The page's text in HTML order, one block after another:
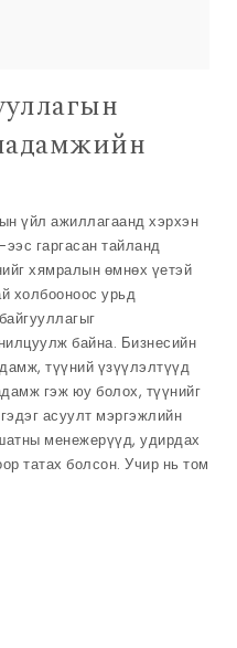
үйл ажиллагаанд хэрхэн
гаргасан тайланд
хямралын өмнөх үетэй
холбооноос урьд
байна. Бизнесийн
түүний үзүүлэлтүүд
гэж юу болох, түүнийг
асуулт мэргэжлийн
менежерүүд, удирдах
татах болсон. Учир нь том